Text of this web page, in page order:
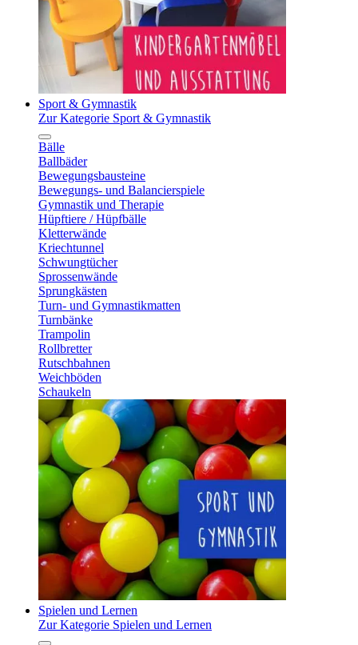
Sport & Gymnastik
Zur Kategorie Sport & Gymnastik
Bälle
Ballbäder
Bewegungsbausteine
Bewegungs- und Balancierspiele
Gymnastik und Therapie
Hüpftiere / Hüpfbälle
Kletterwände
Kriechtunnel
Schwungtücher
Sprossenwände
Sprungkästen
Turn- und Gymnastikmatten
Turnbänke
Trampolin
Rollbretter
Rutschbahnen
Weichböden
Schaukeln
Spielen und Lernen
Zur Kategorie Spielen und Lernen